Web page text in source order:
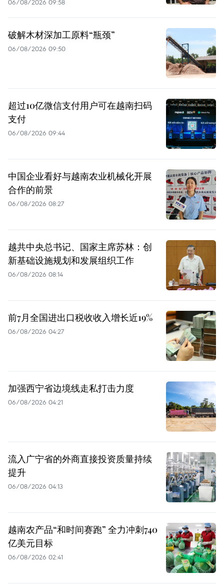
06/08/2026 09:58
破解木材深加工原料“瓶颈”
06/08/2026 09:50
超过10亿微信支付用户可在越南扫码
支付
06/08/2026 09:44
中国企业看好与越南农业机械化开展
合作的前景
06/08/2026 08:27
越共中央总书记、国家主席苏林：创
新基础设施规划和发展组织工作
06/08/2026 08:14
前7月全国进出口税收收入增长近19%
06/08/2026 04:27
加强西宁省边境线走私打击力度
06/08/2026 04:21
流入广宁省的外商直接投资质量持续
提升
06/08/2026 04:13
越南农产品“和时间赛跑” 全力冲刺740
亿美元目标
06/08/2026 02:41